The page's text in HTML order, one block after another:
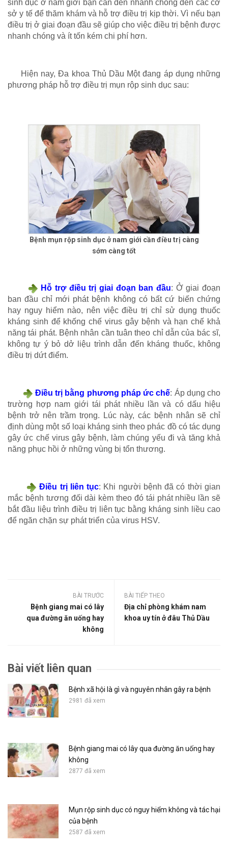
sinh dục ở nam giới bạn cần đến nhanh chóng đến các cơ
sở y tế để thăm khám và hỗ trợ điều trị kịp thời. Vì nếu bạn
điều trị ở giai đoạn đầu sẽ giúp cho việc điều trị bệnh được
nhanh chóng và ít tốn kém chi phí hơn.
Hiện nay, Đa khoa Thủ Dầu Một đang áp dụng những
phương pháp hỗ trợ điều trị mụn rộp sinh dục sau:
Bệnh mụn rộp sinh dục ở nam giới cần điều trị càng
sớm càng tốt
Hỗ trợ điều trị giai đoạn ban đầu: Ở giai đoạn
ban đầu chỉ mới phát bệnh không có bất cứ biến chứng
hay nguy hiểm nào, nên việc điều trị chỉ sử dụng thuốc
kháng sinh để khống chế virus gây bệnh và hạn chế khả
năng tái phát. Bệnh nhân cần tuân theo chỉ dẫn của bác sĩ,
không tự ý bỏ dở liệu trình dẫn đến kháng thuốc, không
điều trị dứt điểm.
Điều trị bằng phương pháp ức chế: Áp dụng cho
trường hợp nam giới tái phát nhiều lần và có dấu hiệu
bệnh trở nên trầm trọng. Lúc này, các bệnh nhân sẽ chỉ
định dùng một số loại kháng sinh theo phác đồ có tác dụng
gây ức chế virus gây bệnh, làm chúng yếu đi và tăng khả
năng phục hồi ở những vùng bị tổn thương.
Điều trị liên tục: Khi người bệnh đã có thời gian
mắc bệnh tương đối dài kèm theo đó tái phát nhiều lần sẽ
bắt đầu liệu trình điều trị liên tục bằng kháng sinh liều cao
để ngăn chặn sự phát triển của virus HSV.
BÀI TRƯỚC
Bệnh giang mai có lây
qua đường ăn uống hay
không
BÀI TIẾP THEO
Địa chỉ phòng khám nam
khoa uy tín ở đâu Thủ Dầu
Bài viết liên quan
Bệnh xã hội là gì và nguyên nhân gây ra bệnh
2981 đã xem
Bệnh giang mai có lây qua đường ăn uống hay
không
2877 đã xem
Mụn rộp sinh dục có nguy hiểm không và tác hại
của bệnh
2587 đã xem